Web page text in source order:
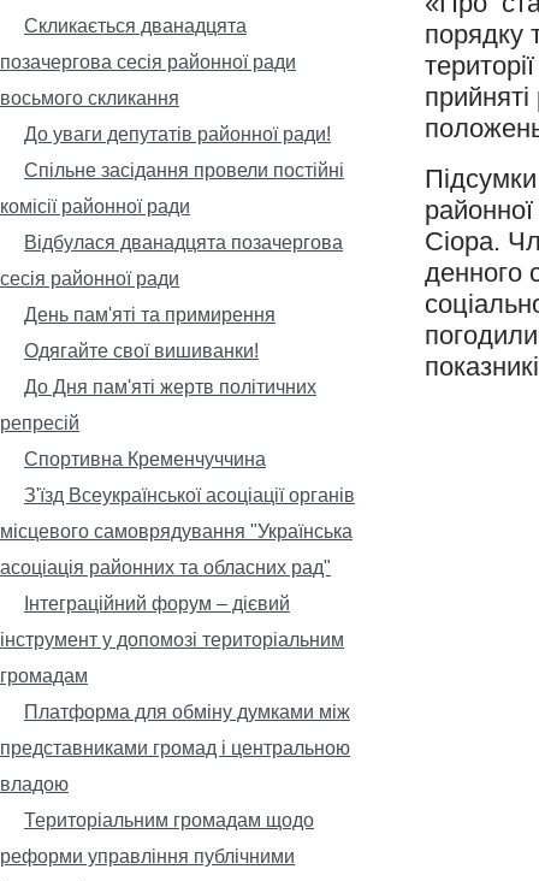
порядку
Сіора.
денного
Скликається дванадцята
позачергова сесія районної ради
восьмого скликання
До уваги депутатів районної ради!
Спільне засідання провели постійні
комісії районної ради
Відбулася дванадцята позачергова
сесія районної ради
День пам'яті та примирення
Одягайте свої вишиванки!
До Дня пам'яті жертв політичних
репресій
Спортивна Кременчуччина
З'їзд Всеукраїнської асоціації органів
місцевого самоврядування "Українська
асоціація районних та обласних рад"
Інтеграційний форум – дієвий
інструмент у допомозі територіальним
громадам
Платформа для обміну думками між
представниками громад і центральною
владою
Територіальним громадам щодо
реформи управління публічними